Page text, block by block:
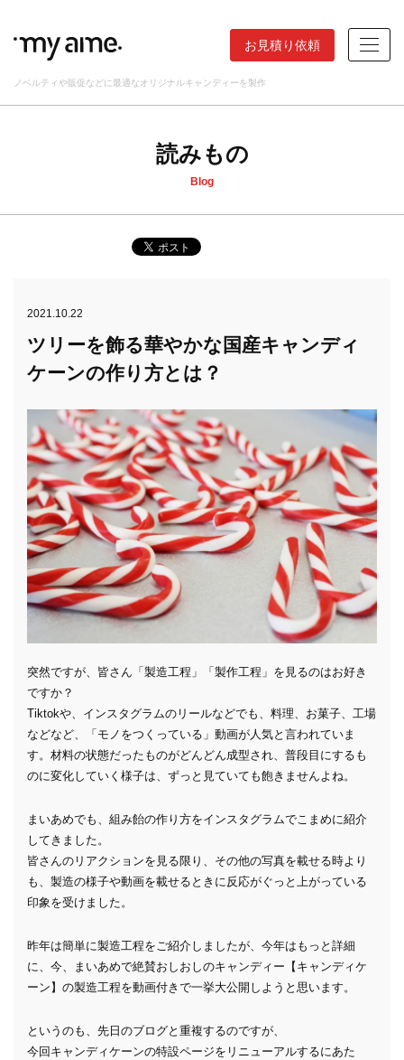
ノベルティや販促などに最適なオリジナルキャンディーを製作
お見積り依頼
読みもの
Blog
2021.10.22
ツリーを飾る華やかな国産キャンディ
ケーンの作り方とは？
突然ですが、皆さん「製造工程」「製作工程」を見るのはお好き
ですか？
Tiktokや、インスタグラムのリールなどでも、料理、お菓子、工場
などなど、「モノをつくっている」動画が人気と言われていま
す。材料の状態だったものがどんどん成型され、普段目にするも
のに変化していく様子は、ずっと見ていても飽きませんよね。
まいあめでも、組み飴の作り方をインスタグラムでこまめに紹介
してきました。
皆さんのリアクションを見る限り、その他の写真を載せる時より
も、製造の様子や動画を載せるときに反応がぐっと上がっている
印象を受けました。
昨年は簡単に製造工程をご紹介しましたが、今年はもっと詳細
に、今、まいあめで絶賛おしおしのキャンディー【キャンディケ
ーン】の製造工程を動画付きで一挙大公開しようと思います。
というのも、先日のブログと重複するのですが、
今回キャンディケーンの特設ページをリニューアルするにあた